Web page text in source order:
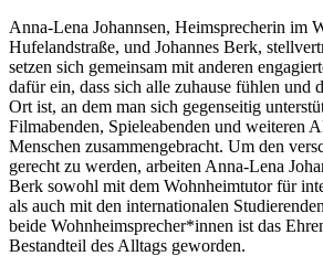
Anna-Lena Johannsen, Heimsprecherin im
Hufelandstraße, und Johannes Berk,
setzen sich gemeinsam mit anderen
dafür ein, dass sich alle zuhause fühlen und
Ort ist, an dem man sich gegenseitig
Filmabenden, Spieleabenden und weiteren
Menschen zusammengebracht. Um den
gerecht zu werden, arbeiten Anna-Lena
Berk sowohl mit dem Wohnheimtutor für
als auch mit den internationalen
beide Wohnheimsprecher*innen ist das
Bestandteil des Alltags geworden.